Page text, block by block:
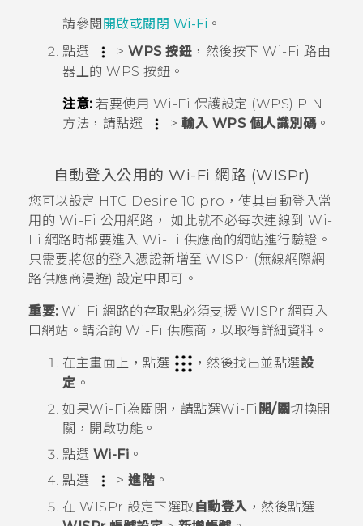
請參閱 開啟或關閉 Wi-Fi 。
點選
> WPS 按鈕 ，然後按下 Wi-Fi 路由
器上的 WPS 按鈕。
注意:若要使用 Wi-Fi 保護設定 (WPS) PIN
方法，請點選
> 輸入 WPS 個人識別碼。
自動登入公用的 Wi-Fi 網路 (WISPr)
您可以設定 HTC Desire 10 pro ，使其自動登入常
用的 Wi-Fi 公用網路， 如此就不必每次連線到 Wi-
Fi 網路時都要進入 Wi-Fi 供應商的網站進行驗證。
只需要將您的登入憑證新增至 WISPr (無線網際網
路供應商漫遊) 設定中即可。
重要: Wi-Fi 網路的存取點必須支援 WISPr 網頁入
口網站。請洽詢 Wi-Fi 供應商，以取得詳細資料。
在主畫面上，點選 ，然後找出並點選設
定 。
如果Wi-Fi 為關閉，請點選Wi-Fi 開/關切換開
關，開啟功能。
點選 Wi-Fi 。
點選
> 進階 。
在 WISPr 設定下選取 自動登入 ，然後點選